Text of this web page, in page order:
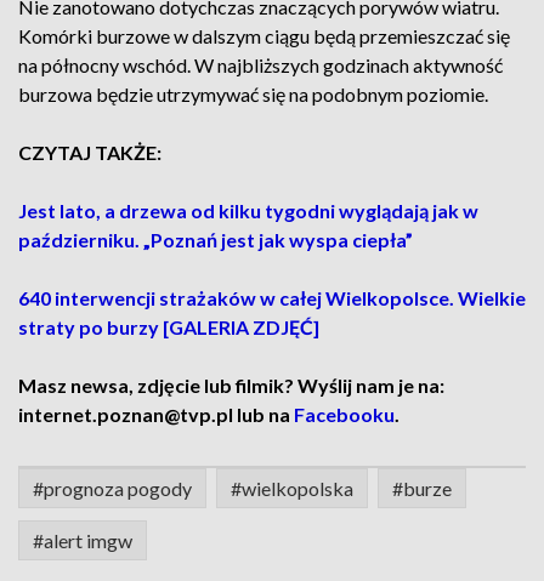
Nie zanotowano dotychczas znaczących porywów wiatru.
Komórki burzowe w dalszym ciągu będą przemieszczać się
na północny wschód. W najbliższych godzinach aktywność
burzowa będzie utrzymywać się na podobnym poziomie.
CZYTAJ TAKŻE:
Jest lato, a drzewa od kilku tygodni wyglądają jak w
październiku. „Poznań jest jak wyspa ciepła”
640 interwencji strażaków w całej Wielkopolsce. Wielkie
straty po burzy [GALERIA ZDJĘĆ]
Masz newsa, zdjęcie lub filmik? Wyślij nam je na:
internet.poznan@tvp.pl lub na Facebooku.
#prognoza pogody #wielkopolska #burze
#alert imgw